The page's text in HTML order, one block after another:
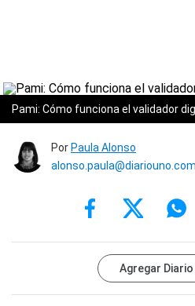
Pami: Cómo funciona el validador
Por Paula Alonso
Agregar Diario